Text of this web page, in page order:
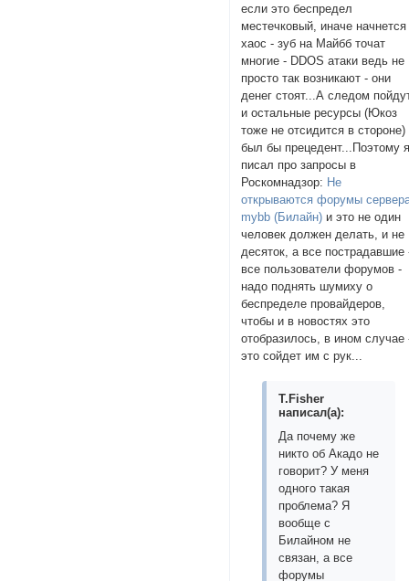
если это беспредел
местечковый, иначе начнется
хаос - зуб на Майбб точат
многие - DDOS атаки ведь не
просто так возникают - они
денег стоят...А следом
и остальные ресурсы (Юкоз
тоже не отсидится в стороне)
был бы прецедент...Поэтому
писал про запросы в
Роскомнадзор: Не
открываются форумы
mybb (Билайн) и это не один
человек должен делать, и не
десяток, а все пострадавшие
все пользователи форумов -
надо поднять шумиху о
беспределе провайдеров,
чтобы и в новостях это
отобразилось, в ином случае
это сойдет им с рук...
T.Fisher
написал(а):
Да почему же
никто об Акадо не
говорит? У меня
одного такая
проблема? Я
вообще с
Билайном не
связан, а все
форумы